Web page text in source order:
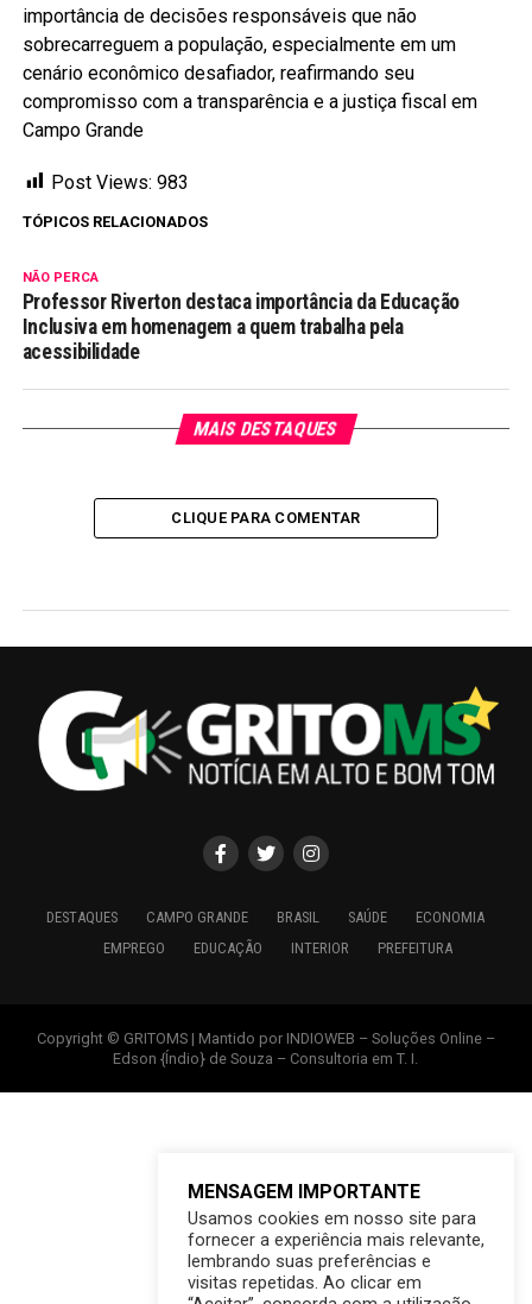
importância de decisões responsáveis que não
sobrecarreguem a população, especialmente em um
cenário econômico desafiador, reafirmando seu
compromisso com a transparência e a justiça fiscal em
Campo Grande
Post Views: 983
TÓPICOS RELACIONADOS
NÃO PERCA
Professor Riverton destaca importância da Educação
Inclusiva em homenagem a quem trabalha pela
acessibilidade
MAIS DESTAQUES
CLIQUE PARA COMENTAR
DESTAQUES CAMPO GRANDE BRASIL SAÚDE
ECONOMIA
EMPREGO
EDUCAÇÃO INTERIOR PREFEITURA
Copyright © GRITOMS | Mantido por INDIOWEB – Soluções Online –
Edson {Índio} de Souza – Consultoria em T. I.
MENSAGEM IMPORTANTE
Usamos cookies em nosso site para
fornecer a experiência mais relevante,
lembrando suas preferências e
visitas repetidas. Ao clicar em